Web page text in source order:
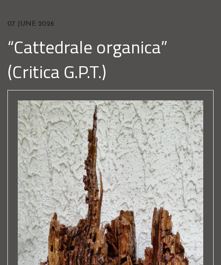
07 JUNE 2026
“Cattedrale organica”
(Critica G.P.T.)